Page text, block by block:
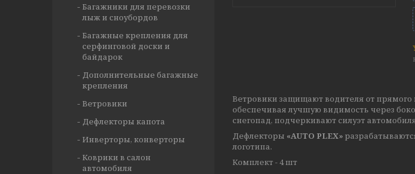
Ветровики защищают водителя от прямого
обеспечивая лучшую видимость через
снегопад, подчеркивают силуэт
Дефлекторы «AUTO PLEX»
логотипа.
Комплект - 4 шт
Багажники для перевозки
лыж и сноубордов
Багажные крепления для
серфинговой доски и
байдарок
Дополнительные багажные
крепления
Ветровики
Дефлекторы капота
Инверторы, конверторы
Коврики в салон
автомобиля